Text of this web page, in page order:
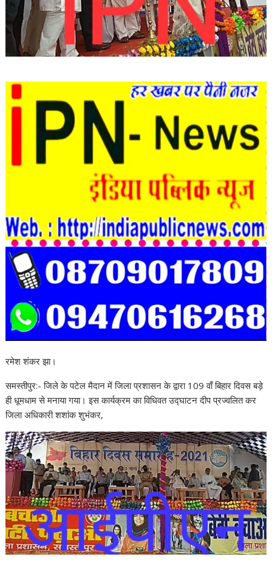
रमेश शंकर झा।
समस्तीपुर:- जिले के पटेल मैदान में जिला प्रशासन के द्वारा 109 वाँ बिहार दिवस बड़े
ही धूमधाम से मनाया गया। इस कार्यक्रम का विधिवत उद्घाटन दीप प्रज्वलित कर
जिला अधिकारी शशांक शुभंकर,